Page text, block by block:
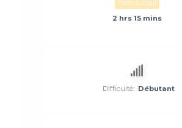
Temps total
2 hrs 15 mins
Difficulté: Débutant